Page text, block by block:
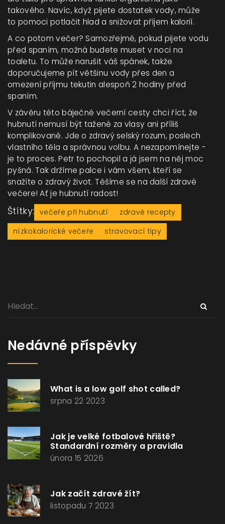
takového. Navíc, když pijete dostatek vody, může
to pomoci potlačit hlad a snižovat příjem kalorií.
A co potom večer? Samozřejmě, pokud pijete vodu
před spaním, možná budete muset v noci na
toaletu. To může narušit váš spánek, takže
doporučujeme pít většinu vody přes den a
omezení příjmu tekutin alespoň 2 hodiny před
spaním.
V závěru této báječné večerní cesty chci říct, že
hubnutí nemusí být tažené za vlasy ani příliš
komplikované. Jde o zdravý selský rozum, poslech
vlastního těla a správnou volbu. A nezapomínejte -
je to proces. Petr to pochopil a já jsem na něj moc
pyšná. Tak držíme palce i vám všem, kteří se
snažíte o zdravý život. Těšíme se na další zdravé
večere! Ať je hubnutí radost!
Štítky: večeře při hubnutí
zdravé recepty
nízkokalorické večeře
stravovací tipy
Nedávné příspěvky
What is a low golf shot called?
srpna 22 2023
Jak je velké fotbalové hřiště?
Standardní rozměry a pravidla
února 15 2026
Jak začít zdravé žít?
listopadu 7 2023